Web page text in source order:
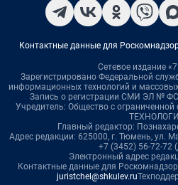
Контактные данные для
Сетевое издание
Зарегистрировано Федеральной
информационных технологий и
Запись о регистрации СМИ ЭЛ № ФС
Учредитель: Общество с
Главный редактор:
Адрес редакции: 625000, г. Тюмень, ул.
+7 (3452) 56-72-72
Электронный адрес
Контактные данные для
juristchel@shkulev.ru